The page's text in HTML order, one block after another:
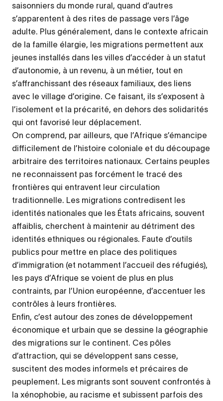
saisonniers du monde rural, quand d’autres
s’apparentent à des rites de passage vers l’âge
adulte. Plus généralement, dans le contexte africain
de la famille élargie, les migrations permettent aux
jeunes installés dans les villes d’accéder à un statut
d’autonomie, à un revenu, à un métier, tout en
s’affranchissant des réseaux familiaux, des liens
avec le village d’origine. Ce faisant, ils s’exposent à
l’isolement et la précarité, en dehors des solidarités
qui ont favorisé leur déplacement.
On comprend, par ailleurs, que l’Afrique s’émancipe
difficilement de l’histoire coloniale et du découpage
arbitraire des territoires nationaux. Certains peuples
ne reconnaissent pas forcément le tracé des
frontières qui entravent leur circulation
traditionnelle. Les migrations contredisent les
identités nationales que les États africains, souvent
affaiblis, cherchent à maintenir au détriment des
identités ethniques ou régionales. Faute d’outils
publics pour mettre en place des politiques
d’immigration (et notamment l’accueil des réfugiés),
les pays d’Afrique se voient de plus en plus
contraints, par l’Union européenne, d’accentuer les
contrôles à leurs frontières.
Enfin, c’est autour des zones de développement
économique et urbain que se dessine la géographie
des migrations sur le continent. Ces pôles
d’attraction, qui se développent sans cesse,
suscitent des modes informels et précaires de
peuplement. Les migrants sont souvent confrontés à
la xénophobie, au racisme et subissent parfois des